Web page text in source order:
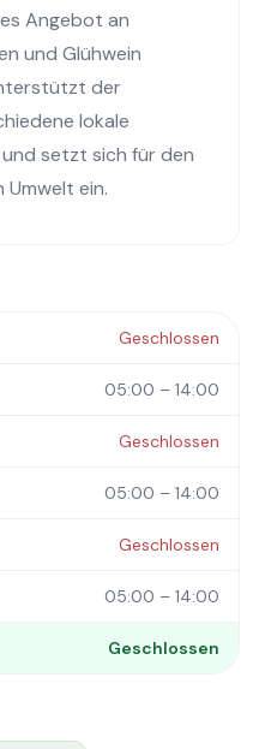
Angebot an
und Glühwein
der
lokale
setzt sich für den
ein.
Geschlossen
05:00 – 14:00
Geschlossen
05:00 – 14:00
Geschlossen
05:00 – 14:00
Geschlossen